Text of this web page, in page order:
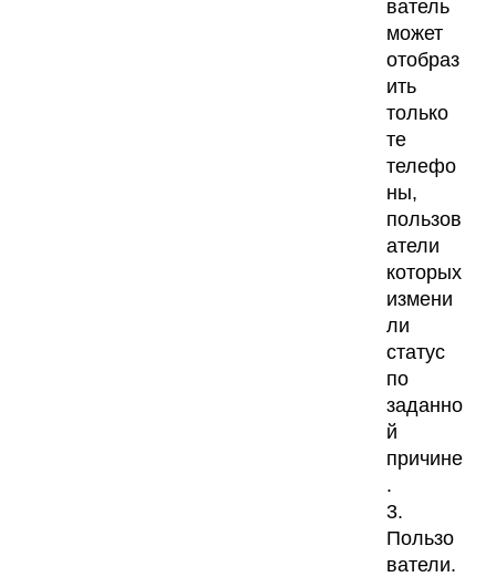
ватель
может
отобраз
ить
только
те
телефо
ны,
пользов
атели
которых
измени
ли
статус
по
заданно
й
причине
.
3.
Пользо
ватели.